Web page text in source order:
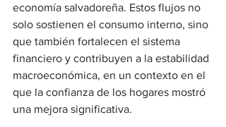
economía salvadoreña. Estos flujos no
solo sostienen el consumo interno, sino
que también fortalecen el sistema
financiero y contribuyen a la estabilidad
macroeconómica, en un contexto en el
que la confianza de los hogares mostró
una mejora significativa.